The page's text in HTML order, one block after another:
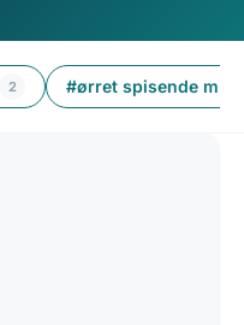
2 #ørret spisende mus